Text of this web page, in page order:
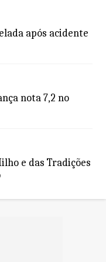
após acidente
nota 7,2 no
e das Tradições